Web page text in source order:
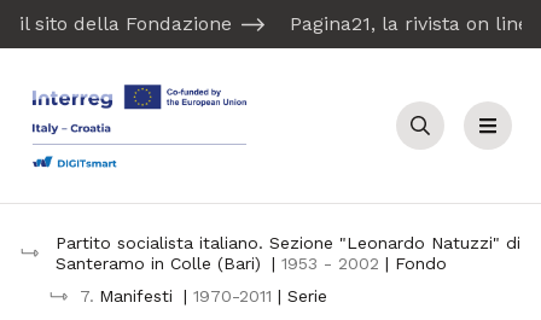
il sito della Fondazione Pagina21, la rivista on line
Cerca Menu
Partito socialista italiano. Sezione "Leonardo Natuzzi" di
Santeramo in Colle (Bari)
| 1953 - 2002 | Fondo
7. Manifesti | 1970-2011 | Serie